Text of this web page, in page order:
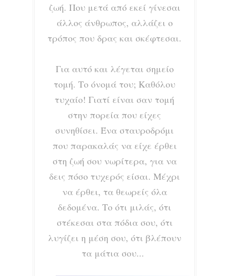
ζωή. Που μετά από εκεί γίνεσαι
άλλος άνθρωπος, αλλάζει ο
τρόπος που δρας και σκέφτεσαι.
Για αυτό και λέγεται σημείο
τομή. Το όνομά του; Καθόλου
τυχαίο! Γιατί είναι σαν τομή
στην πορεία που είχες
συνηθίσει. Ένα σταυροδρόμι
που παρακαλάς να είχε έρθει
στη ζωή σου νωρίτερα, για να
δεις πόσο τυχερός είσαι. Μέχρι
να έρθει, τα θεωρείς όλα
δεδομένα. Το ότι μιλάς, ότι
στέκεσαι στα πόδια σου, ότι
λυγίζει η μέση σου, ότι βλέπουν
τα μάτια σου...